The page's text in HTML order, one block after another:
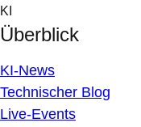
Skip
to
content
KI
Überblick
KI-News
Technischer Blog
Live-Events